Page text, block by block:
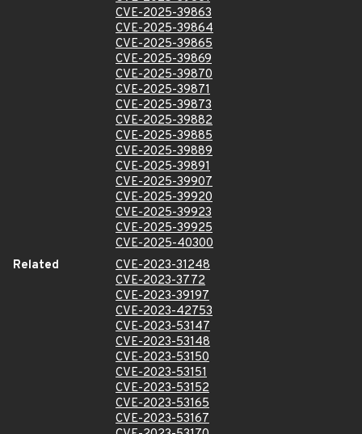
CVE-2025-39863
CVE-2025-39864
CVE-2025-39865
CVE-2025-39869
CVE-2025-39870
CVE-2025-39871
CVE-2025-39873
CVE-2025-39882
CVE-2025-39885
CVE-2025-39889
CVE-2025-39891
CVE-2025-39907
CVE-2025-39920
CVE-2025-39923
CVE-2025-39925
CVE-2025-40300
Related
CVE-2023-31248
CVE-2023-3772
CVE-2023-39197
CVE-2023-42753
CVE-2023-53147
CVE-2023-53148
CVE-2023-53150
CVE-2023-53151
CVE-2023-53152
CVE-2023-53165
CVE-2023-53167